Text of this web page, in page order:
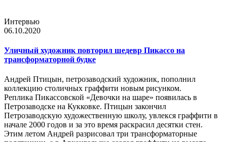
Интервью
06.10.2020
Уличный художник повторил шедевр Пикассо на
трансформаторной будке
Андрей Птицын, петрозаводский художник, пополнил
коллекцию столичных граффити новым рисунком.
Реплика Пикассовской «Девочки на шаре» появилась в
Петрозаводске на Кукковке. Птицын закончил
Петрозаводскую художественную школу, увлекся граффити в
начале 2000 годов и за это время раскрасил десятки стен.
Этим летом Андрей разрисовал три трансформаторные